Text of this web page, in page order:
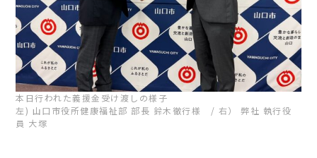
本日行われた義援金受け渡しの様子
左) 山口市役所健康福祉部 部長 鈴木徹行様 / 右） 弊社 執行役
員 大塚